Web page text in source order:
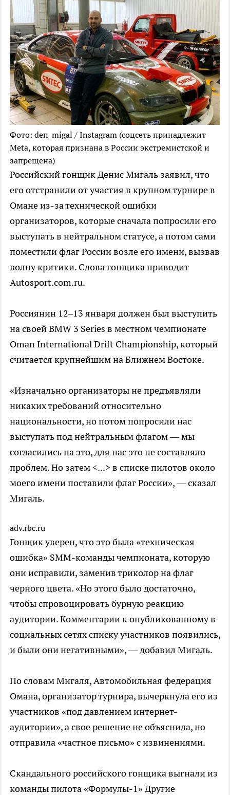
Фото: den_migal / Instagram (соцсеть принадлежит
Meta, которая признана в России экстремистской и
запрещена)
Российский гонщик Денис Мигаль заявил, что
его отстранили от участия в крупном турнире в
Омане из-за технической ошибки
организаторов, которые сначала попросили его
выступать в нейтральном статусе, а потом сами
поместили флаг России возле его имени, вызвав
волну критики. Слова гонщика приводит
Autosport.com.ru.
Россиянин 12–13 января должен был выступить
на своей BMW 3 Series в местном чемпионате
Oman International Drift Championship, который
считается крупнейшим на Ближнем Востоке.
«Изначально организаторы не предъявляли
никаких требований относительно
национальности, но потом попросили нас
выступать под нейтральным флагом — мы
согласились на это, для нас это не составляло
проблем. Но затем <...> в списке пилотов около
моего имени поставили флаг России», — сказал
Мигаль.
adv.rbc.ru
Гонщик уверен, что это была «техническая
ошибка» SMM-команды чемпионата, которую
они исправили, заменив триколор на флаг
черного цвета. «Но этого было достаточно,
чтобы спровоцировать бурную реакцию
аудитории. Комментарии к опубликованному в
социальных сетях списку участников появились,
и были они негативными», — добавил Мигаль.
По словам Мигаля, Автомобильная федерация
Омана, организатор турнира, вычеркнула его из
участников «под давлением интернет-
аудитории», а свое решение не объяснила, но
отправила «частное письмо» с извинениями.
Скандального российского гонщика выгнали из
команды пилота «Формулы-1» Другие